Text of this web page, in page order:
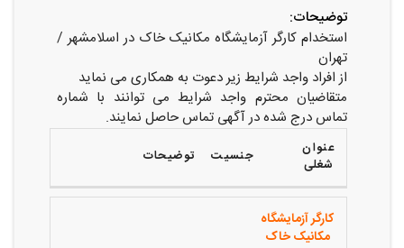
توضیحات:
استخدام کارگر آزمایشگاه مکانیک خاک در اسلامشهر /
تهران
از افراد واجد شرایط زیر دعوت به همکاری می نماید
متقاضیان محترم واجد شرایط می توانند با شماره
تماس درج شده در آگهی تماس حاصل نمایند.
عنوان
شغلی
جنسیت توضیحات
کارگر آزمایشگاه
مکانیک خاک